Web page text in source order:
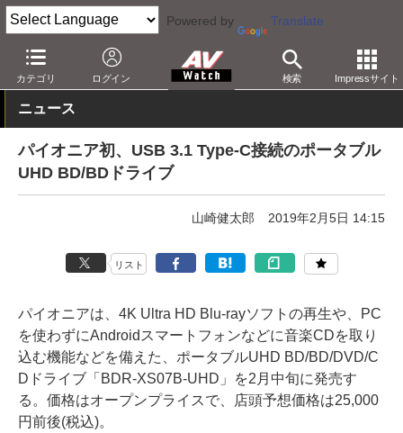
Powered by Translate
カテゴリ ログイン 検索 Impressサイト
AV Watch 製品 AV周辺機器
ニュース
パイオニア初、USB 3.1 Type-C接続のポータブル
UHD BD/BDドライブ
山崎健太郎 2019年2月5日 14:15
リスト
パイオニアは、4K Ultra HD Blu-rayソフトの再生や、PC
を使わずにAndroidスマートフォンなどに音楽CDを取り
込む機能などを備えた、ポータブルUHD BD/BD/DVD/C
Dドライブ「BDR-XS07B-UHD」を2月中旬に発売す
る。価格はオープンプライスで、店頭予想価格は25,000
円前後(税込)。